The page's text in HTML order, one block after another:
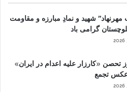
مهرنهاد” شهید و نمادِ مبارزه و مقاومت
گرامی باد
تحصن «کارزار علیه اعدام در ایران»
تجمع